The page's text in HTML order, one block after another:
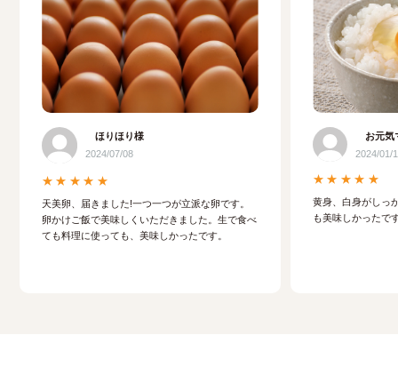
ほりほり様
2024/07/08
★★★★★
天美卵、届きました!一つ一つが立派な卵です。
卵かけご飯で美味しくいただきました。生で食べ
ても料理に使っても、美味しかったです。
お元気
2024/01/
★★★★★
黄身、白身がしっ
も美味しかったで